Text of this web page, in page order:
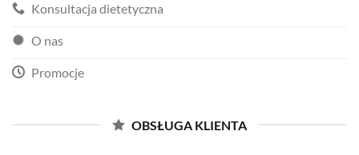
Konsultacja dietetyczna
O nas
Promocje
OBSŁUGA KLIENTA